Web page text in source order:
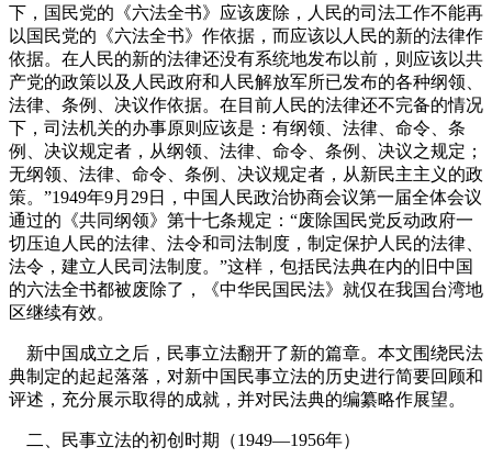
下，国民党的《六法全书》应该废除，人民的司法工作不能再
以国民党的《六法全书》作依据，而应该以人民的新的法律作
依据。在人民的新的法律还没有系统地发布以前，则应该以共
产党的政策以及人民政府和人民解放军所已发布的各种纲领、
法律、条例、决议作依据。在目前人民的法律还不完备的情况
下，司法机关的办事原则应该是：有纲领、法律、命令、条
例、决议规定者，从纲领、法律、命令、条例、决议之规定；
无纲领、法律、命令、条例、决议规定者，从新民主主义的政
策。”1949年9月 29日
，中国人民政治协商会议第一届全体会议
通过的《共同纲领》第十七条规定：“废除国民党反动政府一
切压迫人民的法律、法令和司法制度，制定保护人民的法律、
法令，建立人民司法制度。”这样，包括民法典在内的旧中国
的六法全书都被废除了，《中华民国民法》就仅在我国台湾地
区继续有效。
新中国成立之后，民事立法翻开了新的篇章。本文围绕民法
典制定的起起落落，对新中国民事立法的历史进行简要回顾和
评述，充分展示取得的成就，并对民法典的编纂略作展望。
二、民事立法的初创时期（1949—1956年）